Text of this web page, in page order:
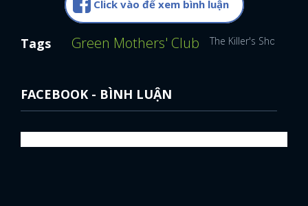
Click vào để xem bình luận
Tags Green Mothers' Club The Killer's Shopping
FACEBOOK - BÌNH LUẬN